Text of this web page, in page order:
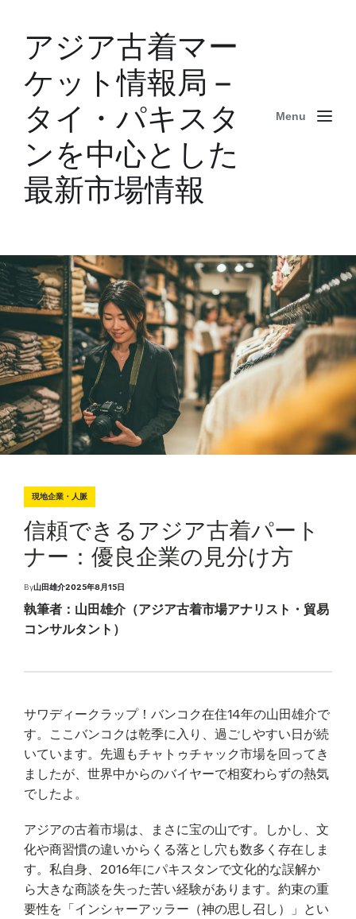
アジア古着マー
ケット情報局 –
タイ・パキスタ
ンを中心とした
最新市場情報
Menu
o
e
d
n
現地企業・人脈
信頼できるアジア古着パート
ナー：優良企業の見分け方
By山田雄介P
s
d
a
2025年8月15日
執筆者：山田雄介（アジア古着市場アナリスト・貿易
コンサルタント）
サワディークラップ！バンコク在住14年の山田雄介で
す。ここバンコクは乾季に入り、過ごしやすい日が続
いています。先週もチャトゥチャック市場を回ってき
ましたが、世界中からのバイヤーで相変わらずの熱気
でしたよ。
アジアの古着市場は、まさに宝の山です。しかし、文
化や商習慣の違いからくる落とし穴も数多く存在しま
す。私自身、2016年にパキスタンで文化的な誤解か
ら大きな商談を失った苦い経験があります。約束の重
要性を「インシャーアッラー（神の思し召し）」とい